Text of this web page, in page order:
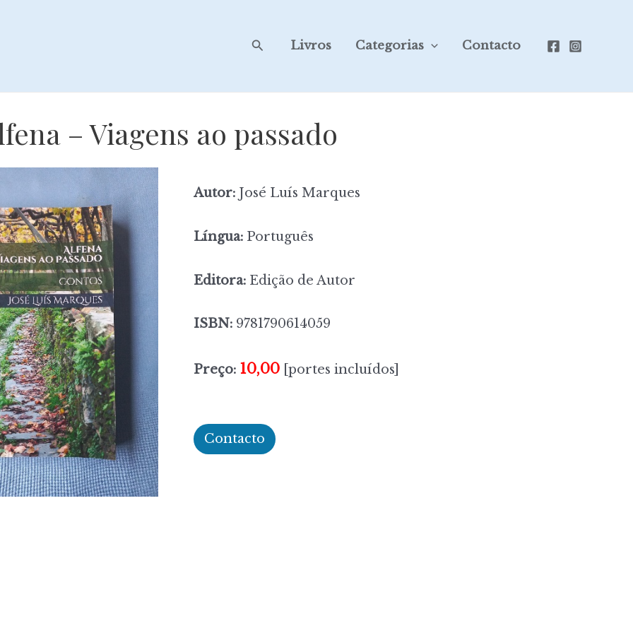
SearchLivros Categorias Contacto
– Viagens ao passado
Autor: José Luís Marques
Língua: Português
Editora: Edição de Autor
ISBN: 9781790614059
Preço: 10,00 [portes incluídos]
Contacto